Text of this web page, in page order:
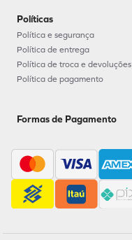
Políticas
Política e segurança
Política de entrega
Política de troca e devoluções
Política de pagamento
Formas de Pagamento